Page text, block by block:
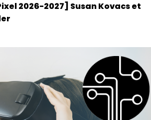
2026-2027] Susan Kovacs et